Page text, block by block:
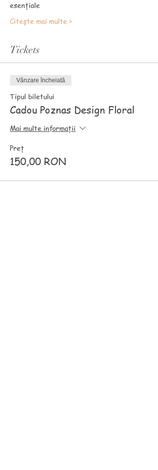
Citește mai multe >
Tickets
Vânzare încheiată
Tipul biletului
Cadou Poznas Design Floral
Mai multe informații
Preț
150,00 RON